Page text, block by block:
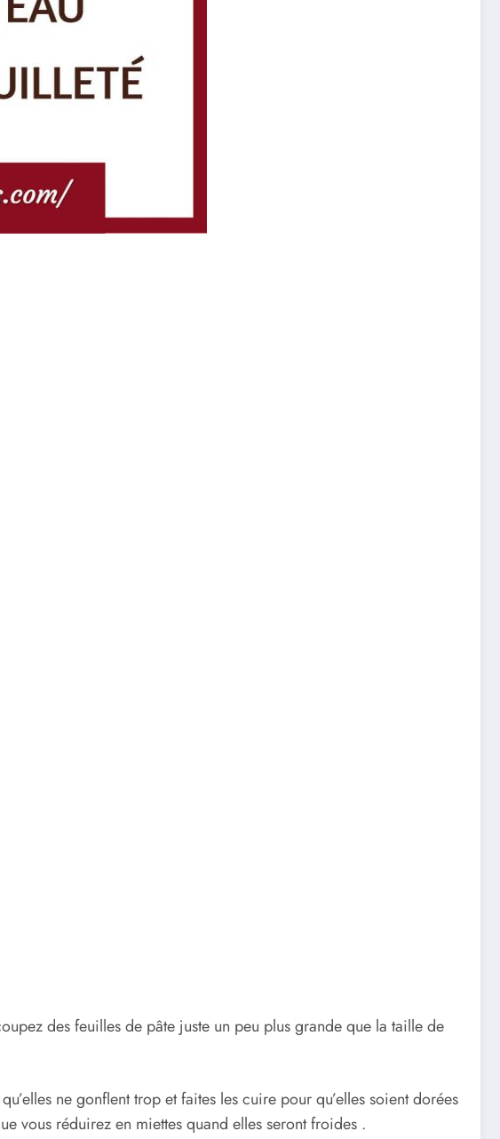
des feuilles de pâte juste un peu plus grande que la taille de
ne gonflent trop et faites les cuire pour qu’elles soient dorées
vous réduirez en miettes quand elles seront froides .